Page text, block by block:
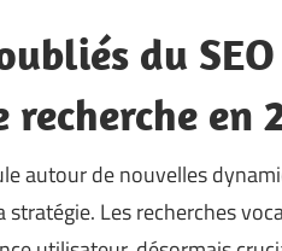
du
en
autour de nouvelles
Les recherches